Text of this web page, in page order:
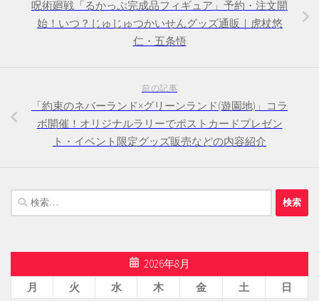
呪術廻戦「るかっぷ完成品フィギュア」予約・注文開
始！いつ？じゅじゅつかいせんグッズ通販｜虎杖悠
仁・五条悟
前の記事
「約束のネバーランド×グリーンランド(遊園地)」コラ
ボ開催！オリジナルラリーでポストカードプレゼン
ト・イベント限定グッズ販売などの内容紹介
検
索:
2026年8月
月
火 水 木 金 土
日